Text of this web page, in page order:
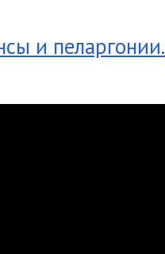
и пеларгонии.